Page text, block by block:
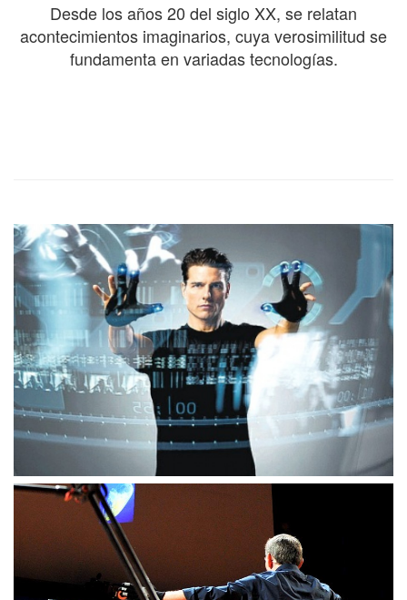
Desde los años 20 del siglo XX, se relatan
acontecimientos imaginarios, cuya verosimilitud se
fundamenta en variadas tecnologías.